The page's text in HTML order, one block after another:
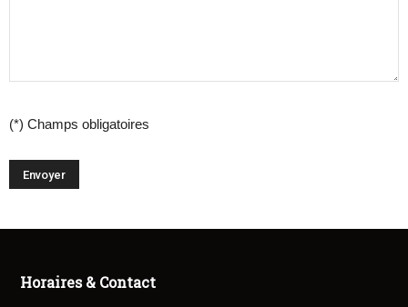
(*) Champs obligatoires
Horaires & Contact